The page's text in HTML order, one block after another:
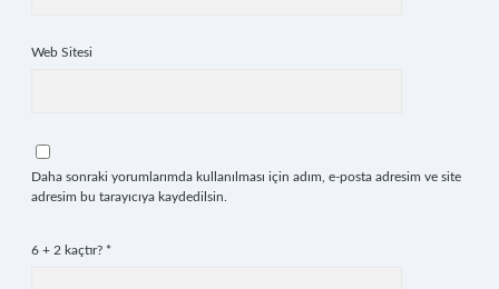
Web Sitesi
Daha sonraki yorumlarımda kullanılması için adım, e-posta adresim ve site
adresim bu tarayıcıya kaydedilsin.
6 + 2 kaçtır? *